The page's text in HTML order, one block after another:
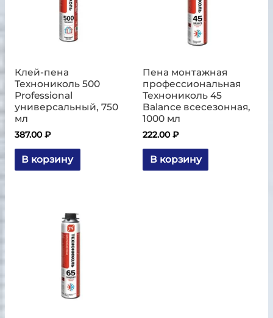
Клей-пена
Технониколь 500
Professional
универсальный, 750
мл
387.00₽
В корзину
Пена монтажная
профессиональная
Технониколь 45
Balance всесезонная,
1000 мл
222.00₽
В корзину